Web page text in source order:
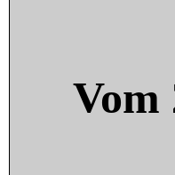
Vom